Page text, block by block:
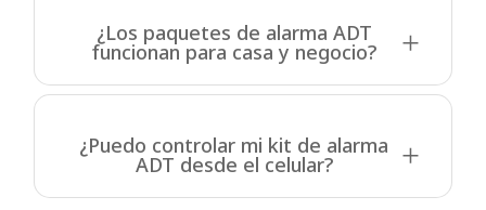
¿Los paquetes de alarma ADT
funcionan para casa y negocio?
¿Puedo controlar mi kit de alarma
ADT desde el celular?